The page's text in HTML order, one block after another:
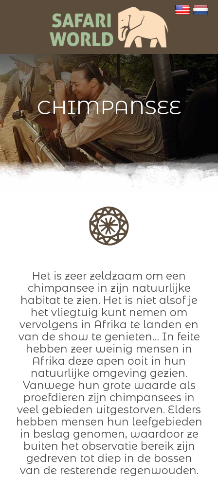
CHIMPANSEE
Het is zeer zeldzaam om een
chimpansee in zijn natuurlijke
habitat te zien. Het is niet alsof je
het vliegtuig kunt nemen om
vervolgens in Afrika te landen en
van de show te genieten… In feite
hebben zeer weinig mensen in
Afrika deze apen ooit in hun
natuurlijke omgeving gezien.
Vanwege hun grote waarde als
proefdieren zijn chimpansees in
veel gebieden uitgestorven. Elders
hebben mensen hun leefgebieden
in beslag genomen, waardoor ze
buiten het observatie bereik zijn
gedreven tot diep in de bossen
van de resterende regenwouden.